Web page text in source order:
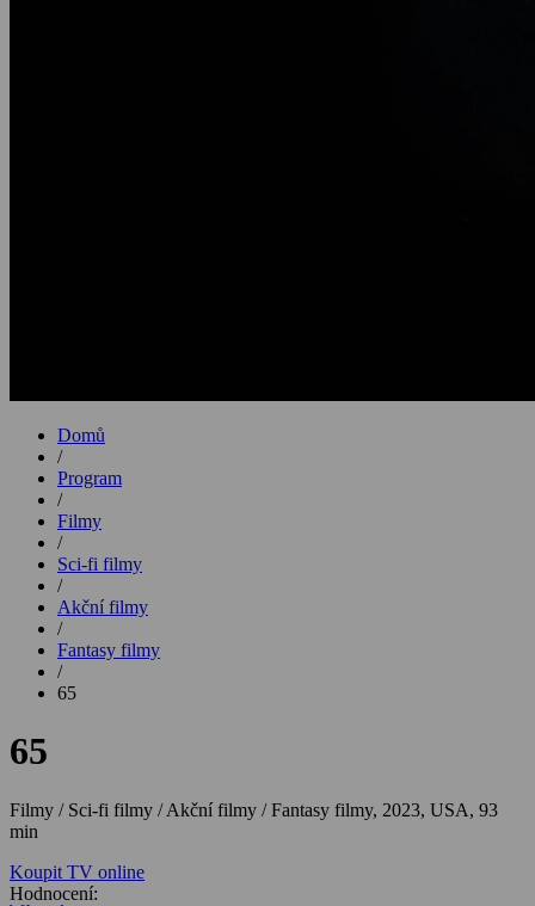
Domů
/
Program
/
Filmy
/
Sci-fi filmy
/
Akční filmy
/
Fantasy filmy
/
65
65
Filmy / Sci-fi filmy / Akční filmy / Fantasy filmy, 2023, USA, 93
min
Koupit TV online
Hodnocení: